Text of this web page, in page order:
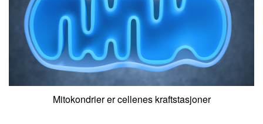
Mitokondrier er cellenes kraftstasjoner